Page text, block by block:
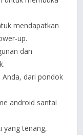
mendapatkan
up.
dan
Anda, dari pondok
android santai
yang tenang,